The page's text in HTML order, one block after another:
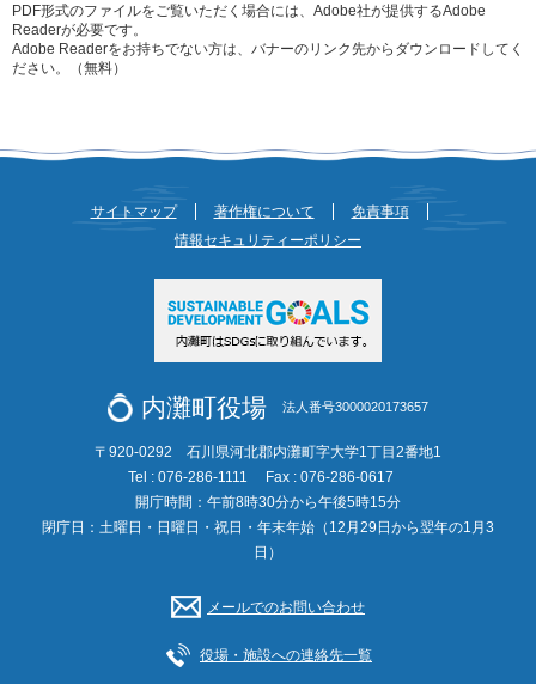
PDF形式のファイルをご覧いただく場合には、Adobe社が提供するAdobe
Readerが必要です。
Adobe Readerをお持ちでない方は、バナーのリンク先からダウンロードしてく
ださい。（無料）
サイトマップ 著作権について
免責事項
情報セキュリティーポリシー
内灘町役場 法人番号3000020173657
〒920-0292 石川県河北郡内灘町字大学1丁目2番地1
Tel : 076-286-1111
Fax : 076-286-0617
開庁時間：午前8時30分から午後5時15分
閉庁日：土曜日・日曜日・祝日・年末年始（12月29日から翌年の1月3
日）
メールでのお問い合わせ
役場・施設への連絡先一覧